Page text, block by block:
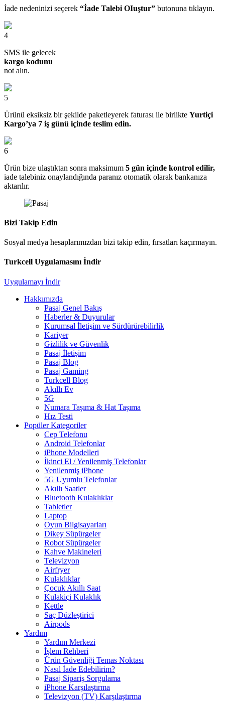
İade nedeninizi seçerek “İade Talebi OIuştur” butonuna tıklayın.
4
SMS ile gelecek
kargo kodunu
not alın.
5
Ürünü eksiksiz bir şekilde paketleyerek faturası ile birlikte Yurtiçi
Kargo’ya 7 iş günü içinde teslim edin.
6
Ürün bize ulaştıktan sonra maksimum 5 gün içinde kontrol edilir,
iade talebiniz onaylandığında paranız otomatik olarak bankanıza
aktarılır.
Bizi Takip Edin
Sosyal medya hesaplarımızdan bizi takip edin, fırsatları kaçırmayın.
Turkcell Uygulamasını İndir
Uygulamayı İndir
Hakkımızda
Pasaj Genel Bakış
Haberler & Duyurular
Kurumsal İletişim ve Sürdürürebilirlik
Kariyer
Gizlilik ve Güvenlik
Pasaj İletişim
Pasaj Blog
Pasaj Gaming
Turkcell Blog
Akıllı Ev
5G
Numara Taşıma & Hat Taşıma
Hız Testi
Popüler Kategoriler
Cep Telefonu
Android Telefonlar
iPhone Modelleri
İkinci El / Yenilenmiş Telefonlar
Yenilenmiş iPhone
5G Uyumlu Telefonlar
Akıllı Saatler
Bluetooth Kulaklıklar
Tabletler
Laptop
Oyun Bilgisayarları
Dikey Süpürgeler
Robot Süpürgeler
Kahve Makineleri
Televizyon
Airfryer
Kulaklıklar
Çocuk Akıllı Saat
Kulakiçi Kulaklık
Kettle
Saç Düzleştirici
Airpods
Yardım
Yardım Merkezi
İşlem Rehberi
Ürün Güvenliği Temas Noktası
Nasıl İade Edebilirim?
Pasaj Sipariş Sorgulama
iPhone Karşılaştırma
Televizyon (TV) Karşılaştırma